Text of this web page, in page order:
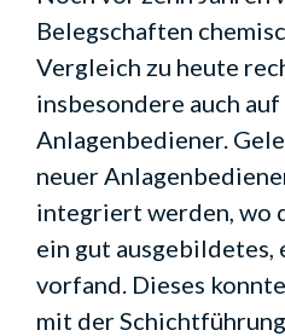
Belegschaften
Vergleich zu heute
insbesondere auch
Anlagenbediener.
neuer
integriert werden, wo
ein gut ausgebildetes,
vorfand. Dieses
mit der